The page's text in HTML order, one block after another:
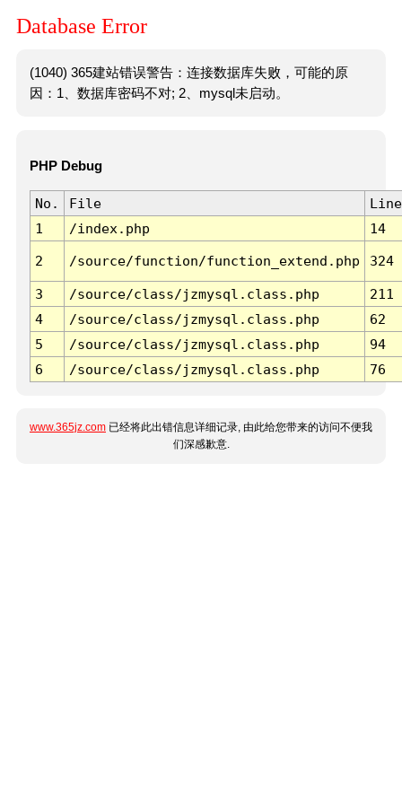
Database Error
(1040) 365建站错误警告：连接数据库失败，可能的原
因：1、数据库密码不对; 2、mysql未启动。
PHP Debug
No. File
Line
1
/index.php 14
2 /source/function/function_extend.php 324
3 /source/class/jzmysql.class.php
211
4
/source/class/jzmysql.class.php
62
5
/source/class/jzmysql.class.php
94
6
/source/class/jzmysql.class.php 76
www.365jz.com 已经将此出错信息详细记录, 由此给您带来的访问不便我
们深感歉意.